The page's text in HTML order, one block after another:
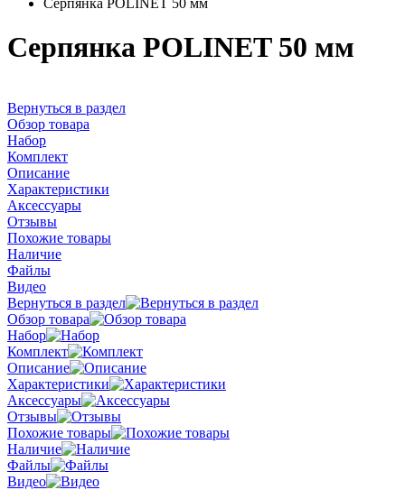
Серпянка POLINET 50 мм
Серпянка POLINET 50 мм
Вернуться в раздел
Обзор товара
Набор
Комплект
Описание
Характеристики
Аксессуары
Отзывы
Похожие товары
Наличие
Файлы
Видео
Вернуться в раздел
Обзор товара
Набор
Комплект
Описание
Характеристики
Аксессуары
Отзывы
Похожие товары
Наличие
Файлы
Видео